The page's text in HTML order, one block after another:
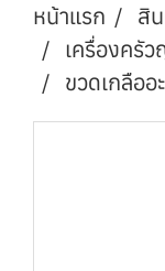
หน้าแรก สิ
เครื่องครั
ขวดเกลือ